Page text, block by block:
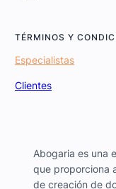
TÉRMINOS Y
Especialistas
Clientes
Abogaria es una
que proporciona
de creación de